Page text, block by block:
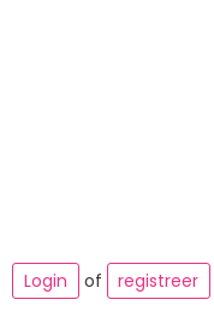
Login
of registreer